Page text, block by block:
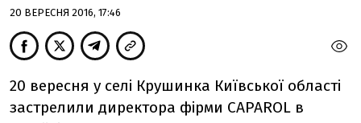
20 ВЕРЕСНЯ 2016, 17:46
20 вересня у селі Крушинка Київської області
застрелили директора фірми CAPAROL в